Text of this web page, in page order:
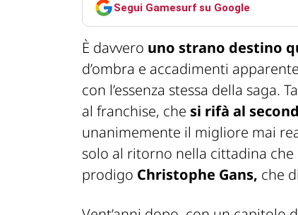
Segui Gamesurf su Google
È davvero uno strano destino
d’ombra e accadimenti
con l’essenza stessa della
al franchise, che si rifà al
unanimemente il migliore mai
solo al ritorno nella cittadina
prodigo Christophe Gans, che